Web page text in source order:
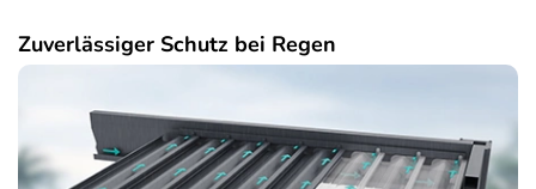
Zuverlässiger Schutz bei Regen